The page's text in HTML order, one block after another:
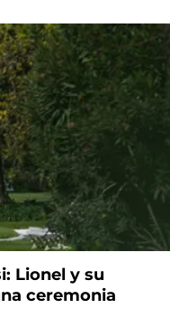
Lionel y su
ceremonia